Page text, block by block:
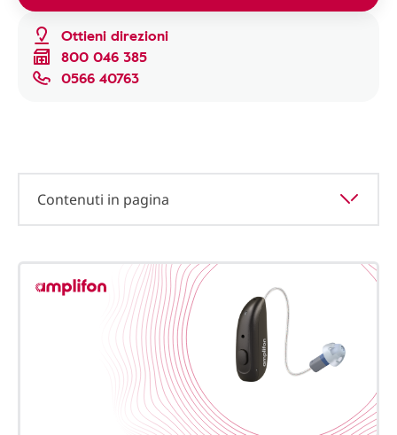
Ottieni direzioni
800 046 385
0566 40763
Contenuti in pagina